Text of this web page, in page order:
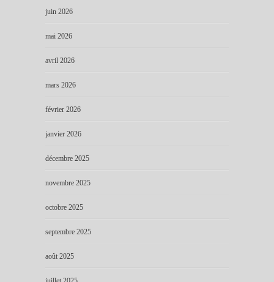
juin 2026
mai 2026
avril 2026
mars 2026
février 2026
janvier 2026
décembre 2025
novembre 2025
octobre 2025
septembre 2025
août 2025